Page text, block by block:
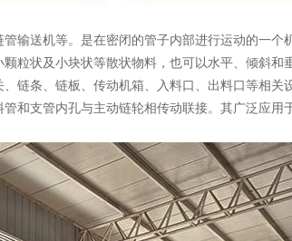
送机等。是在密闭的管子内部进行运动的一个
粒状及小块状等散状物料，也可以水平、倾斜和
链条、链板、传动机箱、入料口、出料口等相关
和支管内孔与主动链轮相传动联接。其广泛应用